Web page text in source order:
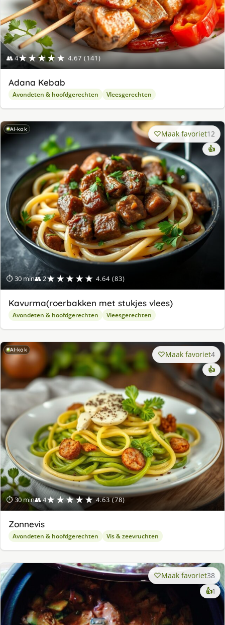
👥 4★★★★★ 4.67 (141)
Adana Kebab
Avondeten & hoofdgerechten Vleesgerechten
AI-kok
⏱ 30 min👥 2★★★★★ 4.64 (83)
Maak favoriet12
👍
Kavurma(roerbakken met stukjes vlees)
Avondeten & hoofdgerechten Vleesgerechten
AI-kok
⏱ 30 min👥 4★★★★★ 4.63 (78)
Maak favoriet4
👍
Zonnevis
Avondeten & hoofdgerechten Vis & zeevruchten
Maak favoriet38
👍1